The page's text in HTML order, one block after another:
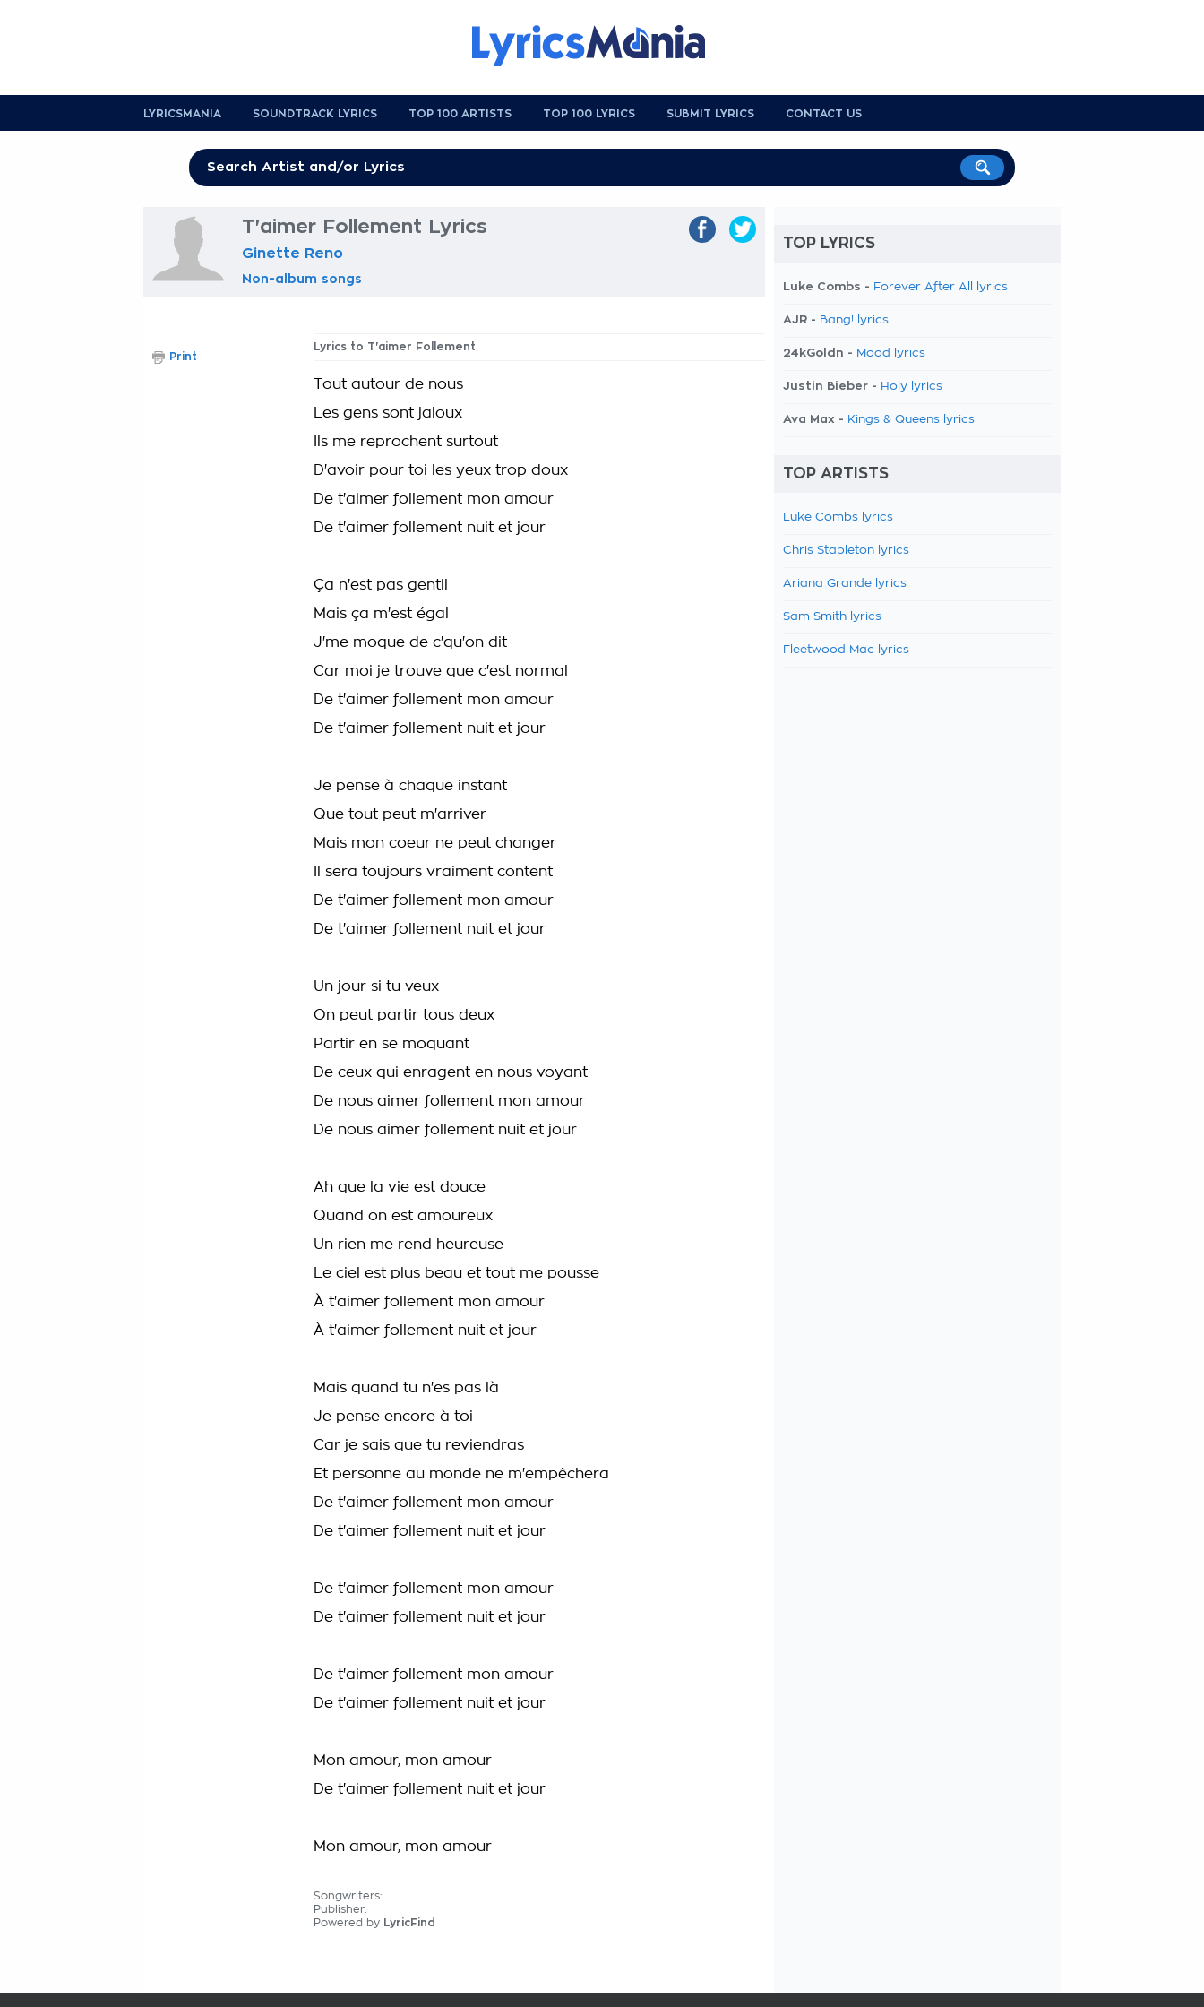
LYRICSMANIA SOUNDTRACK LYRICS TOP 100 ARTISTS TOP 100 LYRICS SUBMIT LYRICS CONTACT US
T'aimer Follement Lyrics
Ginette Reno
Non-album songs
Lyrics to T'aimer Follement
Tout autour de nous
Les gens sont jaloux
Ils me reprochent surtout
D'avoir pour toi les yeux trop doux
De t'aimer follement mon amour
De t'aimer follement nuit et jour
Ça n'est pas gentil
Mais ça m'est égal
J'me moque de c'qu'on dit
Car moi je trouve que c'est normal
De t'aimer follement mon amour
De t'aimer follement nuit et jour
Je pense à chaque instant
Que tout peut m'arriver
Mais mon coeur ne peut changer
Il sera toujours vraiment content
De t'aimer follement mon amour
De t'aimer follement nuit et jour
Un jour si tu veux
On peut partir tous deux
Partir en se moquant
De ceux qui enragent en nous voyant
De nous aimer follement mon amour
De nous aimer follement nuit et jour
Ah que la vie est douce
Quand on est amoureux
Un rien me rend heureuse
Le ciel est plus beau et tout me pousse
À t'aimer follement mon amour
À t'aimer follement nuit et jour
Mais quand tu n'es pas là
Je pense encore à toi
Car je sais que tu reviendras
Et personne au monde ne m'empêchera
De t'aimer follement mon amour
De t'aimer follement nuit et jour
De t'aimer follement mon amour
De t'aimer follement nuit et jour
De t'aimer follement mon amour
De t'aimer follement nuit et jour
Mon amour, mon amour
De t'aimer follement nuit et jour
Mon amour, mon amour
Songwriters:
Publisher:
Powered by LyricFind
Print
TOP LYRICS
Luke Combs - Forever After All lyrics
AJR - Bang! lyrics
24kGoldn - Mood lyrics
Justin Bieber - Holy lyrics
Ava Max - Kings & Queens lyrics
TOP ARTISTS
Luke Combs lyrics
Chris Stapleton lyrics
Ariana Grande lyrics
Sam Smith lyrics
Fleetwood Mac lyrics